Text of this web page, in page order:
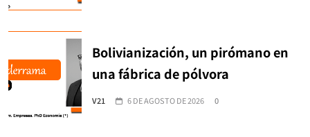
Bolivianización, un pirómano en
una fábrica de pólvora
V21 6 DE AGOSTO DE 2026 0